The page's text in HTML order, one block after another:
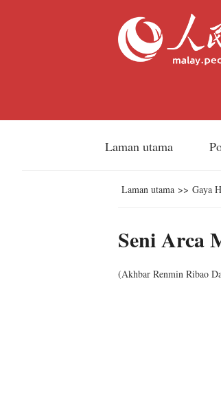
Laman utama
Laman utama >> Gaya
Seni Arca
(Akhbar Renmin Ribao